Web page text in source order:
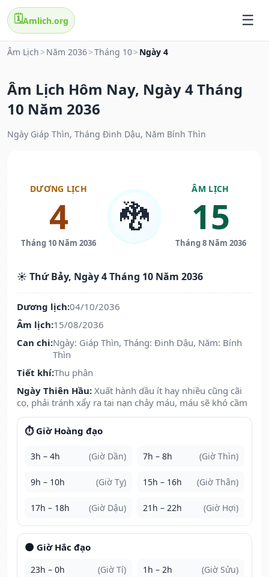
🗓️Amlich.org
Âm Lịch > Năm 2036>Tháng 10> Ngày 4
Âm Lịch Hôm Nay, Ngày 4 Tháng
10 Năm 2036
Ngày Giáp Thìn, Tháng Đinh Dậu, Năm Bính Thìn
DƯƠNG LỊCH
4
Tháng 10 Năm 2036
🐉
ÂM LỊCH
15
Tháng 8 Năm 2036
☀️ Thứ Bảy, Ngày 4 Tháng 10 Năm 2036
Dương lịch:04/10/2036
Âm lịch:15/08/2036
Can chi:Ngày: Giáp Thìn, Tháng: Đinh Dậu, Năm: Bính
Thìn
Tiết khí:Thu phân
Ngày Thiên Hầu: Xuất hành dầu ít hay nhiều cũng cãi
cọ, phải tránh xẩy ra tai nạn chảy máu, máu sẽ khó cầm
⏱️ Giờ Hoàng đạo
3h – 4h (Giờ Dần) 7h – 8h (Giờ Thìn)
9h – 10h (Giờ Tỵ) 15h – 16h (Giờ Thân)
17h – 18h (Giờ Dậu) 21h – 22h (Giờ Hợi)
🌑 Giờ Hắc đạo
23h – 0h (Giờ Tí) 1h – 2h (Giờ Sửu)